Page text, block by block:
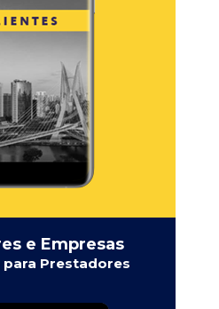
e Empresas
para Prestadores